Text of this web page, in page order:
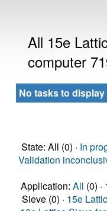
All 15e
computer
No tasks to display
State: All (0) · In
Validation
Application: All (0) ·
Sieve (0) · 15e